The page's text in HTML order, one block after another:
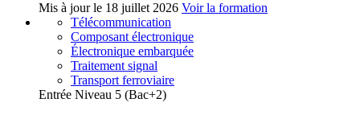
Mis à jour le 18 juillet 2026 Voir la formation
Télécommunication
Composant électronique
Électronique embarquée
Traitement signal
Transport ferroviaire
Entrée Niveau 5 (Bac+2)